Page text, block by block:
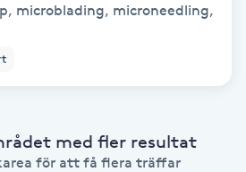
microblading, microneedling,
med fler resultat
för att få flera träffar